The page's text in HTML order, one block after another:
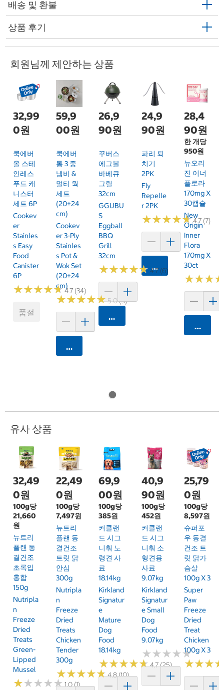
배송 및 환불
상품 후기
회원님께 제안하는 상품
32,99
0원
쿡에버
올 스테
인레스
푸드 캐
니스터
세트 6P
Cookev
Er
Stainles
S Easy
Food
Canister
6P
★★★★★
★★★★★4.7 (34)
품절
59,9
00원
쿡에버
통 3 중
냄비 &
멀티 웍
세트
(20+24
Cm)
Cookev
Er 3-Ply
Stainles
S Pot &
Wok Set
(20+24
Cm)
★★★★★
★★★★★5.0 (5)
카트에 담기
26,9
90원
꾸버스
에그볼
바베큐
그릴
32cm
GGUBU
S
Eggball
BBQ
Grill
32cm
★★★★★
★★★★★ 4.7 (6)
카트에 담기
24,9
90원
파리 퇴
치기
2PK
Fly
Repelle
R 2PK
★★★★★
★★★★★4.7 (7)
카트에 담기
28,4
90원
한 개당
950원
뉴오리
진 이너
플로라
170mg X
30캡슐
New
Origin
Inner
Flora
170mg X
30ct
★★★
★★★
카트에
유사 상품
32,49
0원
100g당
21,660
원
뉴트리
플랜 동
결건조
초록입
홍합
150g
Nutripla
N
Freeze
Dried
Treats
Green-
Lipped
Mussel
★★★★★
★★★★★1.0 (1)
22,49
0원
100g당
7,497원
뉴트리
플랜 동
결건조
트릿 닭
안심
300g
Nutripla
N
Freeze
Dried
Treats
Chicken
Tender
300g
★★★★★
★★★★★4.8 (10)
69,9
00원
100g당
385원
커클랜
드 시그
니춰 노
령견 사
료
18.14kg
Kirkland
Signatur
E
Mature
Dog
Food
18.14kg
★★★★★
★★★★★4.7 (25)
40,9
90원
100g당
452원
커클랜
드 시그
니춰 소
형견용
사료
9.07kg
Kirkland
Signatur
E Small
Dog
Food
9.07kg
★★★★★
★★★★★
25,79
0원
100g당
8,597원
슈퍼포
우 동결
건조 트
릿 닭가
슴살
100g X 3
Super
Paw
Freeze
Dried
Treat
Chicken
100g X 3
★★★
★★★